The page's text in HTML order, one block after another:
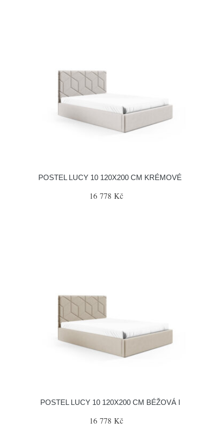
POSTEL LUCY 10 120X200 CM KRÉMOVÉ
16 778 Kč
POSTEL LUCY 10 120X200 CM BÉŽOVÁ I
16 778 Kč